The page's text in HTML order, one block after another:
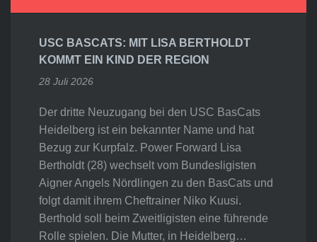
USC BASCATS: MIT LISA BERTHOLDT
KOMMT EIN KIND DER REGION
28 Juli 2026
Der dritte Neuzugang bei den USC BasCats
Heidelberg ist ein bekannter Name und hat
Bezug zur Kurpfalz. Power Forward Lisa
Bertholdt (28) wechselt vom Bundesligisten
Aigner Angels Nördlingen zu den BasCats und
folgt damit ihrem Cheftrainer Niko Kuusi.
Berthold soll beim Zweitligisten eine führende
Rolle spielen. Die Mutter, in Heidelberg…